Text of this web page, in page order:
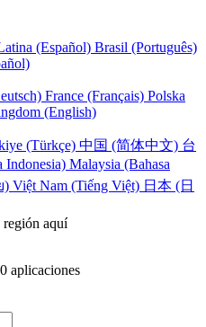
(Español) Brasil (Português)
France (Français) Polska
(English)
(Türkçe) 中国 (简体中文) 台
Indonesia) Malaysia (Bahasa
) Việt Nam (Tiếng Việt) 日本 (日
región aquí
aplicaciones